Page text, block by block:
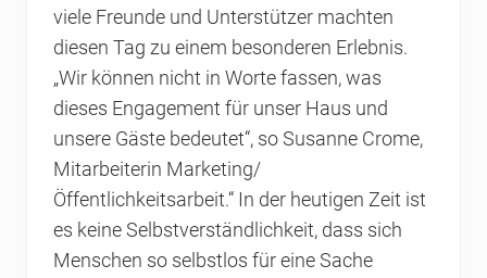
viele Freunde und Unterstützer machten
diesen Tag zu einem besonderen Erlebnis.
„Wir können nicht in Worte fassen, was
dieses Engagement für unser Haus und
unsere Gäste bedeutet“, so Susanne Crome,
Mitarbeiterin Marketing/
Öffentlichkeitsarbeit.“ In der heutigen Zeit ist
es keine Selbstverständlichkeit, dass sich
Menschen so selbstlos für eine Sache